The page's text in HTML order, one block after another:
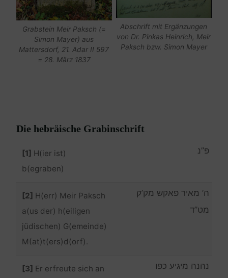
Grabstein Meir Paksch (=
Simon Mayer) aus
Mattersdorf, 21. Adar II 597
= 28. März 1837
Abschrift mit Ergänzungen
von Dr. Pinkas Heinrich, Meir
Paksch bzw. Simon Mayer
Die hebräische Grabinschrift
[1] H(ier ist)
b(egraben)
פ”נ
[2] H(err) Meir Paksch
a(us der) h(eiligen
jüdischen) G(emeinde)
M(at)t(ers)d(orf).
ה’ מאיר פאקש מק’ק
מט”ד
[3] Er erfreute sich an
נהנה מיגיע כפו